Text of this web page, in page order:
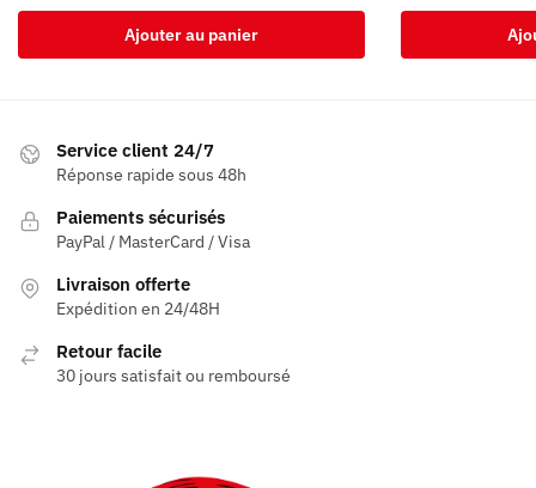
Ajouter au panier
Service client 24/7
Réponse rapide sous 48h
Paiements sécurisés
PayPal / MasterCard / Visa
Livraison offerte
Expédition en 24/48H
Retour facile
30 jours satisfait ou remboursé